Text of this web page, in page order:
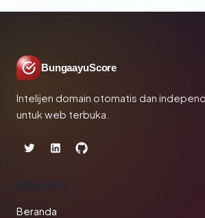
BungaayuScore
Intelijen domain otomatis dan
untuk web terbuka.
PRODUK
Beranda